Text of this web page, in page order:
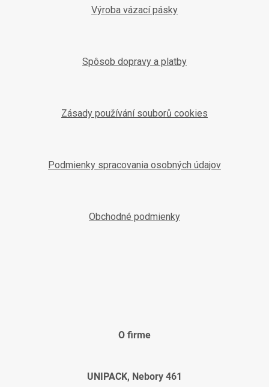
Výroba vázací pásky
Spôsob dopravy a platby
Zásady používání souborů cookies
Podmienky spracovania osobných údajov
Obchodné podmienky
O firme
UNIPACK, Nebory 461